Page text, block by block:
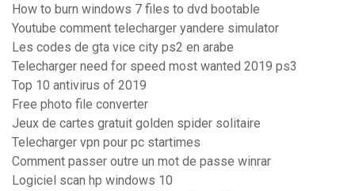
How to burn windows 7 files to dvd bootable
Youtube comment telecharger yandere simulator
Les codes de gta vice city ps2 en arabe
Telecharger need for speed most wanted 2019 ps3
Top 10 antivirus of 2019
Free photo file converter
Jeux de cartes gratuit golden spider solitaire
Telecharger vpn pour pc startimes
Comment passer outre un mot de passe winrar
Logiciel scan hp windows 10